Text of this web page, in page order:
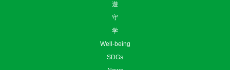
遊
守
学
Well-being
SDGs